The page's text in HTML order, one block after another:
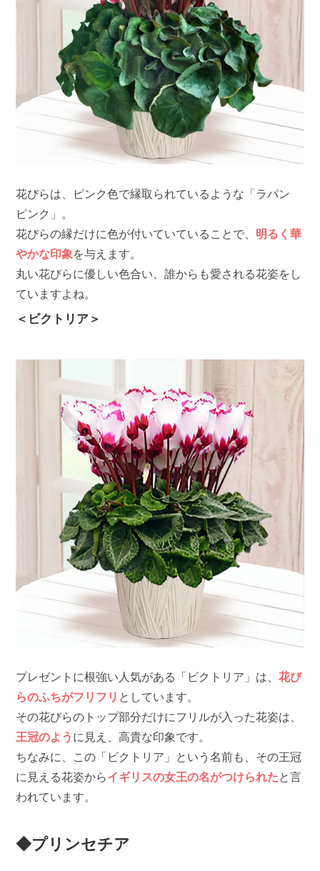
花びらは、ピンク色で縁取られているような「ラパン
ピンク」。
花びらの縁だけに色が付いていていることで、 明るく華
やかな印象 を与えます。
丸い花びらに優しい色合い、誰からも愛される花姿をし
ていますよね。
＜ビクトリア＞
プレゼントに根強い人気がある「ビクトリア」は、花び
らのふちがフリフリ としています。
その花びらのトップ部分だけにフリルが入った花姿は、
王冠のよう に見え、高貴な印象です。
ちなみに、この「ビクトリア」という名前も、その王冠
に見える花姿からイギリスの女王の名がつけられたと言
われています。
◆プリンセチア